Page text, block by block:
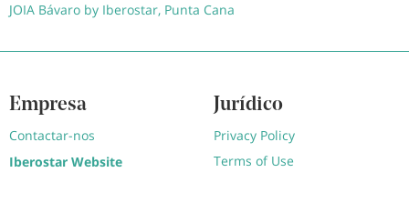
JOIA Bávaro by Iberostar, Punta Cana
Empresa
Contactar-nos
Iberostar Website
Jurídico
Privacy Policy
Terms of Use